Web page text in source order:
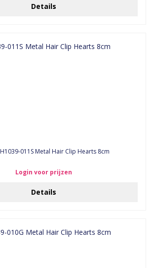
Details
F-D24.2 H1039-011S Metal Hair Clip Hearts 8cm
Login voor prijzen
Details